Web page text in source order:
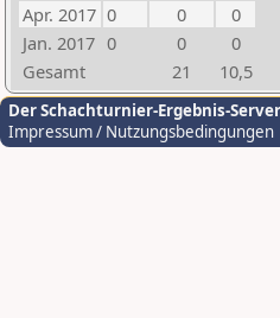
Apr. 2017 0 0
0
Jan. 2017 0 0
0
Gesamt
21 10,5
Der Schachturnier-Ergebnis-Server
Impressum / Nutzungsbedingungen